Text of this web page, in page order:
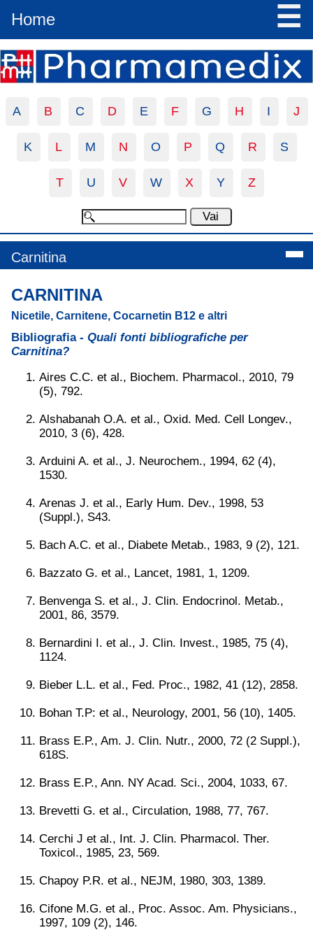
Home ☰
A B C D E F G H I J
K L M N O P Q R S
T U V W X Y Z
Carnitina
CARNITINA
Nicetile, Carnitene, Cocarnetin B12 e altri
Bibliografia - Quali fonti bibliografiche per
Carnitina?
Aires C.C. et al., Biochem. Pharmacol., 2010, 79
(5), 792.
Alshabanah O.A. et al., Oxid. Med. Cell Longev.,
2010, 3 (6), 428.
Arduini A. et al., J. Neurochem., 1994, 62 (4),
1530.
Arenas J. et al., Early Hum. Dev., 1998, 53
(Suppl.), S43.
Bach A.C. et al., Diabete Metab., 1983, 9 (2), 121.
Bazzato G. et al., Lancet, 1981, 1, 1209.
Benvenga S. et al., J. Clin. Endocrinol. Metab.,
2001, 86, 3579.
Bernardini I. et al., J. Clin. Invest., 1985, 75 (4),
1124.
Bieber L.L. et al., Fed. Proc., 1982, 41 (12), 2858.
Bohan T.P: et al., Neurology, 2001, 56 (10), 1405.
Brass E.P., Am. J. Clin. Nutr., 2000, 72 (2 Suppl.),
618S.
Brass E.P., Ann. NY Acad. Sci., 2004, 1033, 67.
Brevetti G. et al., Circulation, 1988, 77, 767.
Cerchi J et al., Int. J. Clin. Pharmacol. Ther.
Toxicol., 1985, 23, 569.
Chapoy P.R. et al., NEJM, 1980, 303, 1389.
Cifone M.G. et al., Proc. Assoc. Am. Physicians.,
1997, 109 (2), 146.